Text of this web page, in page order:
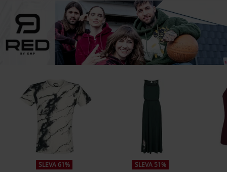
SLEVA 61% SLEVA 51%